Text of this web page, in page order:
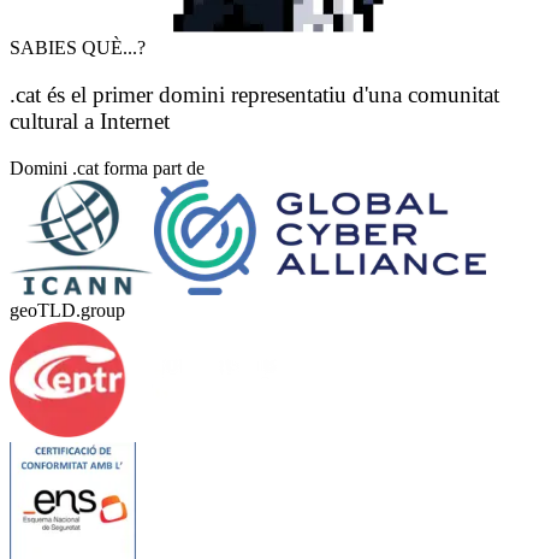
SABIES QUÈ...?
.cat és el primer domini representatiu d'una comunitat
cultural a Internet
Domini .cat forma part de
geoTLD.group